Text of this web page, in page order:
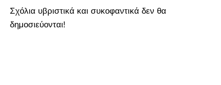
Σχόλια υβριστικά και συκοφαντικά δεν θα
δημοσιεύονται!